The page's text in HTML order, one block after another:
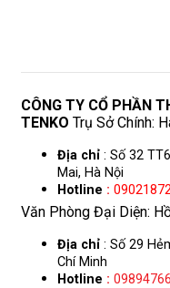
CÔNG TY CỔ PHẦN
TENKO Trụ Sở Chính:
Địa chỉ : Số 32
Mai, Hà Nội
Hotline :
Văn Phòng Đại Diện:
Địa chỉ : Số 29
Chí Minh
Hotline :